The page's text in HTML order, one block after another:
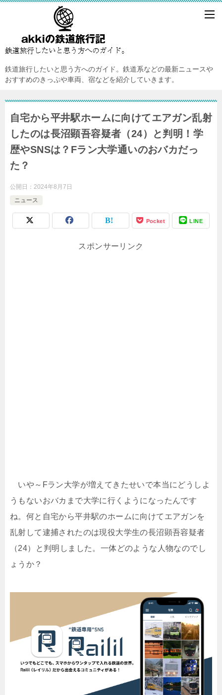
鉄道旅行したいと思う方へのガイド。鉄道系などの最新ニュースや
おすすめのきっぷや車両、宿などを紹介していきます。
自宅から平井駅ホームに向けてエアガン乱射
したのは長沼顕吾容疑者（24）と判明！学
歴やSNSは？Fラン大学通いのおバカだっ
た？
公開日： 2024年8月7日
ニュース
Pocket LINE
スポンサーリンク
いや～Fラン大学が増えてきたせいで本当にどうしよ
うもないおバカまで大学に行くようになったんです
ね。何と自宅から平井駅のホームに向けてエアガンを
乱射して逮捕されたのは現役大学生の長沼顕吾容疑者
（24）と判明しました。一体どのような人物なのでし
ょうか？